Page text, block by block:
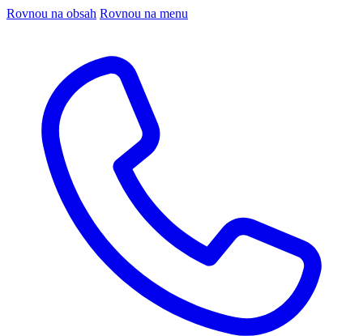
Rovnou na obsah Rovnou na menu